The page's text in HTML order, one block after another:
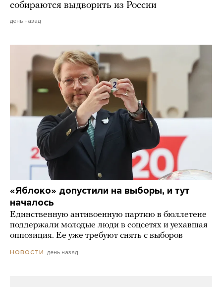
собираются выдворить из России
день назад
«Яблоко» допустили на выборы, и тут
началось
Единственную антивоенную партию в бюллетене
поддержали молодые люди в соцсетях и уехавшая
оппозиция. Ее уже требуют снять с выборов
НОВОСТИ день назад